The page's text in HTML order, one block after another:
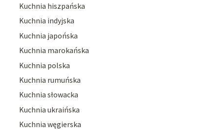
Kuchnia hiszpańska
Kuchnia indyjska
Kuchnia japońska
Kuchnia marokańska
Kuchnia polska
Kuchnia rumuńska
Kuchnia słowacka
Kuchnia ukraińska
Kuchnia węgierska